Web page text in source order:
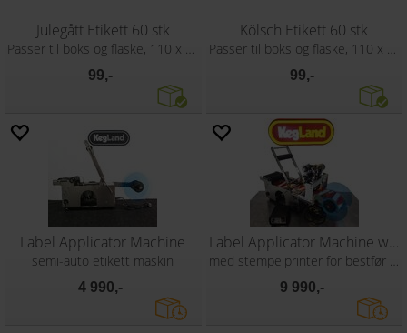
Julegått Etikett 60 stk
Passer til boks og flaske, 110 x 80 mm
99,-
Kölsch Etikett 60 stk
Passer til boks og flaske, 110 x 80 mm
99,-
Label Applicator Machine
semi-auto etikett maskin
4 990,-
Label Applicator Machine with printer
med stempelprinter for bestfør dato
9 990,-